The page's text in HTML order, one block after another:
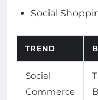
Social
TREND
Social
Commerce